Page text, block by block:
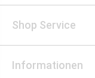
Shop Service
Informationen